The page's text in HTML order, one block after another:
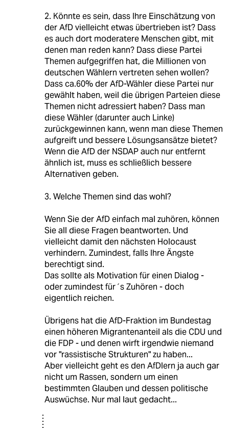
2. Könnte es sein, dass Ihre Einschätzung von
der AfD vielleicht etwas übertrieben ist? Dass
es auch dort moderatere Menschen gibt, mit
denen man reden kann? Dass diese Partei
Themen aufgegriffen hat, die Millionen von
deutschen Wählern vertreten sehen wollen?
Dass ca.60% der AfD-Wähler diese Partei nur
gewählt haben, weil die übrigen Parteien diese
Themen nicht adressiert haben? Dass man
diese Wähler (darunter auch Linke)
zurückgewinnen kann, wenn man diese Themen
aufgreift und bessere Lösungsansätze bietet?
Wenn die AfD der NSDAP auch nur entfernt
ähnlich ist, muss es schließlich bessere
Alternativen geben.
3. Welche Themen sind das wohl?
Wenn Sie der AfD einfach mal zuhören, können
Sie all diese Fragen beantworten. Und
vielleicht damit den nächsten Holocaust
verhindern. Zumindest, falls Ihre Ängste
berechtigt sind.
Das sollte als Motivation für einen Dialog -
oder zumindest für´s Zuhören - doch
eigentlich reichen.
Übrigens hat die AfD-Fraktion im Bundestag
einen höheren Migrantenanteil als die CDU und
die FDP - und denen wirft irgendwie niemand
vor "rassistische Strukturen" zu haben...
Aber vielleicht geht es den AfDlern ja auch gar
nicht um Rassen, sondern um einen
bestimmten Glauben und dessen politische
Auswüchse. Nur mal laut gedacht...